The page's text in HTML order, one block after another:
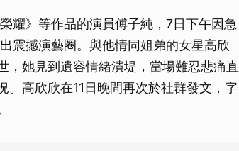
耀》等作品的演員傅子純，7日下午因急
震撼演藝圈。與他情同姐弟的女星高欣
，她見到遺容情緒潰堤，當場難忍悲痛直
高欣欣在11日晚間再次於社群發文，字